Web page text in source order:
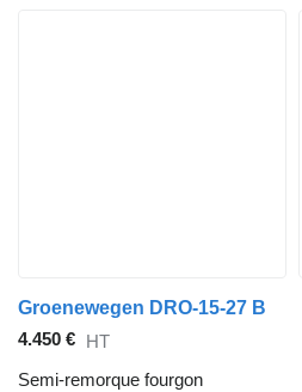
Groenewegen DRO-15-27 B
4.450 € HT
Semi-remorque fourgon